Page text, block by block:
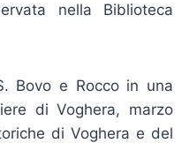
nella Biblioteca
Bovo e Rocco in una
di Voghera, marzo
di Voghera e del